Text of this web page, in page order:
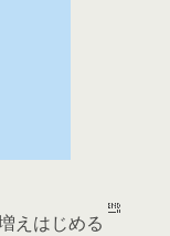
えはじめる